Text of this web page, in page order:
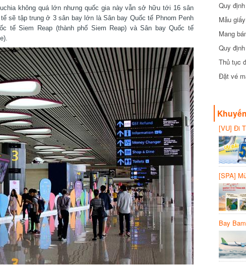
không quá lớn nhưng quốc gia này vẫn sở hữu tới 16 sân
sẽ tập trung ở 3 sân bay lớn là Sân bay Quốc tế Phnom Penh
tế Siem Reap (thành phố Siem Reap) và Sân bay Quốc tế
Quy
cần biết
Mẫu
Mang
Quy
Thủ tục
Đặt vé
[VU] Đi
giảm
[SPA]
20%
Bay